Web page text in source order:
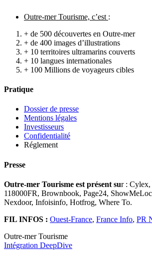
Outre-mer Tourisme, c’est :
+ de 500 découvertes en Outre-mer
+ de 400 images d’illustrations
+ 10 territoires ultramarins couverts
+ 10 langues internationales
+ 100 Millions de voyageurs cibles
Pratique
Dossier de presse
Mentions légales
Investisseurs
Confidentialité
Réglement
Presse
Outre-mer Tourisme est présent sur :
118000FR, Brownbook, Page24,
Nexdoor, Infoisinfo, Hotfrog, Where To.
FIL INFOS : Ouest-France, France Info, PR
Outre-mer Tourisme
Intégration DeepDive